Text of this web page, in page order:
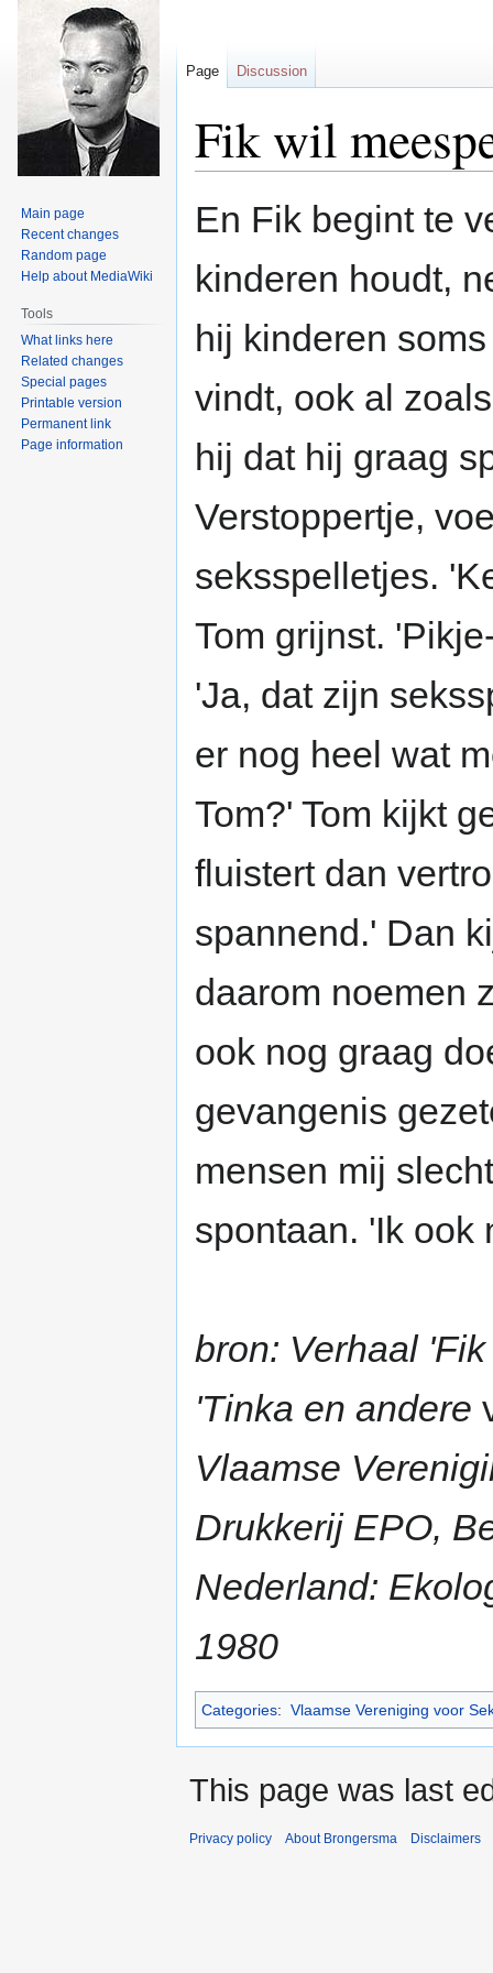
Fik wil
to
to
En Fik begint te
kinderen houdt,
hij kinderen
vindt, ook al
hij dat hij graag
Verstoppertje,
seksspelletjes.
Tom grijnst.
'Ja, dat zijn
er nog heel wat
Tom?' Tom kijkt
fluistert dan
spannend.' Dan
daarom noemen
ook nog graag
gevangenis
mensen mij
spontaan. 'Ik ook
bron: Verhaal
'Tinka en andere
Vlaamse
Drukkerij EPO,
Nederland:
1980
Categories: Vlaamse Vereniging voor
Page Discussion
Main page
Recent changes
Random page
Help about MediaWiki
Tools
What links here
Related changes
Special pages
Printable version
Permanent link
Page information
This page was last
Privacy policy About Brongersma Disclaimers